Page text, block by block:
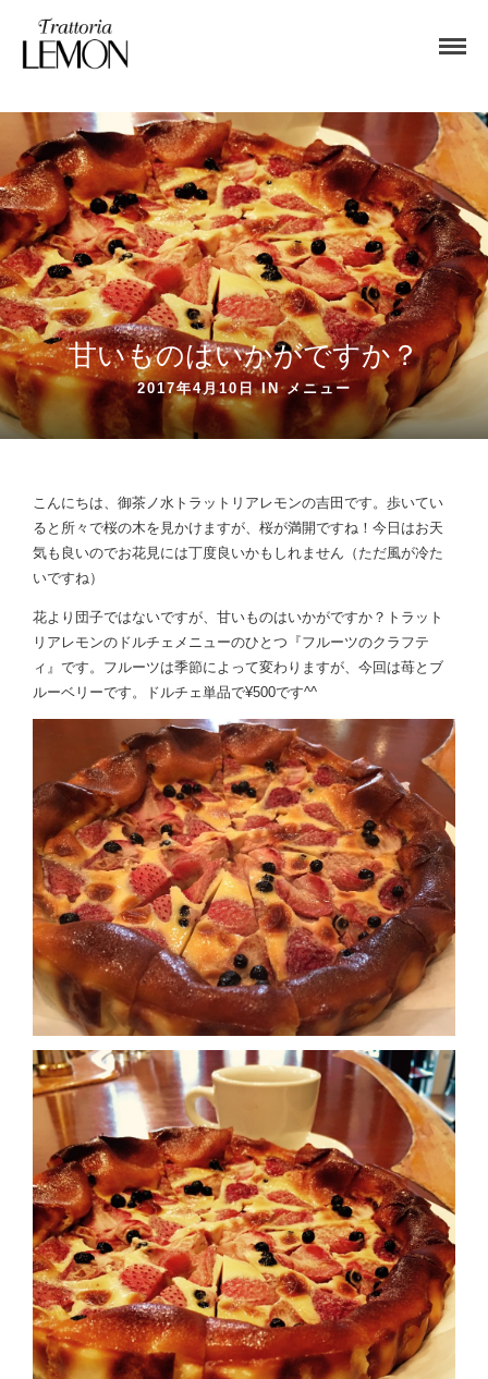
甘いものはいかがですか？
2017年4月10日 INメニュー
こんにちは、御茶ノ水トラットリアレモンの吉田です。歩いてい
ると所々で桜の木を見かけますが、桜が満開ですね！今日はお天
気も良いのでお花見には丁度良いかもしれません（ただ風が冷た
いですね）
花より団子ではないですが、甘いものはいかがですか？トラット
リアレモンのドルチェメニューのひとつ『フルーツのクラフテ
ィ』です。フルーツは季節によって変わりますが、今回は苺とブ
ルーベリーです。ドルチェ単品で¥500です^^